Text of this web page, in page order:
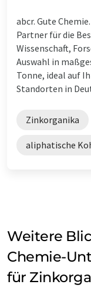
abcr. Gute
Partner für die
Wissenschaft,
Auswahl in
Tonne, ideal auf
Standorten in
Zinkorganika
aliphatische
Weitere
Chemie-
für